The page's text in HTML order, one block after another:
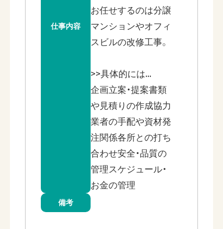
仕事内容
お任せするのは分譲
マンションやオフィ
スビルの改修工事。
>>具体的には…
企画立案・提案書類
や見積りの作成協力
業者の手配や資材発
注関係各所との打ち
合わせ安全・品質の
管理スケジュール・
お金の管理
備考